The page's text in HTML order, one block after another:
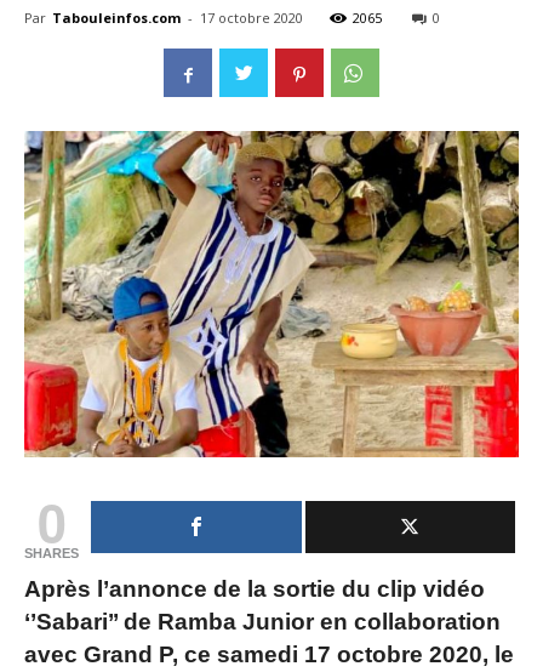
Par Tabouleinfos.com - 17 octobre 2020 2065 0
0
SHARES
Après l’annonce de la sortie du clip vidéo
‘’Sabari’’ de Ramba Junior en collaboration
avec Grand P, ce samedi 17 octobre 2020, le